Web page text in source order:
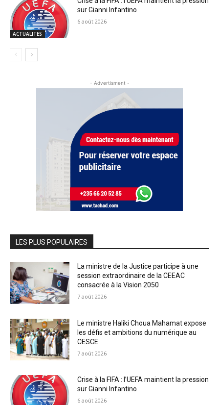
ACTUALITES
sur Gianni Infantino
6 août 2026
- Advertisment -
LES PLUS POPULAIRES
La ministre de la Justice participe à une
session extraordinaire de la CEEAC
consacrée à la Vision 2050
7 août 2026
Le ministre Haliki Choua Mahamat expose
les défis et ambitions du numérique au
CESCE
7 août 2026
Crise à la FIFA : l’UEFA maintient la pression
sur Gianni Infantino
6 août 2026